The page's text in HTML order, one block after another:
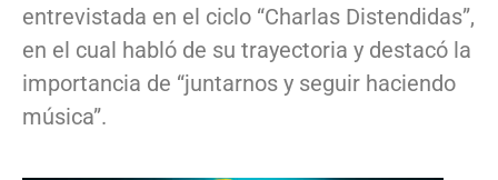
entrevistada en el ciclo “Charlas Distendidas”,
en el cual habló de su trayectoria y destacó la
importancia de “juntarnos y seguir haciendo
música”.